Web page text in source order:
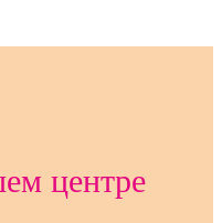
центре